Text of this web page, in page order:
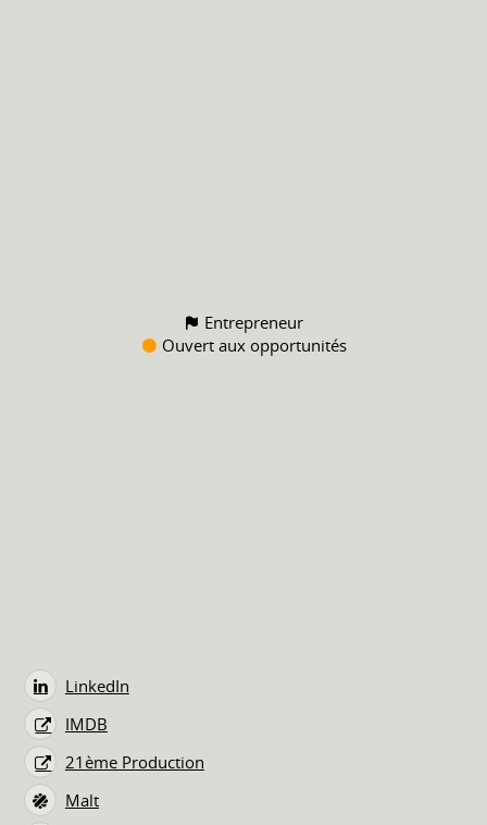
Entrepreneur
Ouvert aux opportunités
LinkedIn
IMDB
21ème Production
Malt